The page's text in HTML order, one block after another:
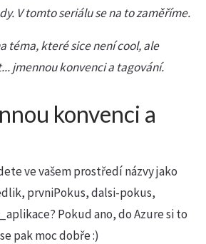
V tomto seriálu se na to zaměříme.
téma, které sice není cool, ale
jmennou konvenci a tagování.
konvenci a
ve vašem prostředí názvy jako
prvniPokus, dalsi-pokus,
Pokud ano, do Azure si to
pak moc dobře :)